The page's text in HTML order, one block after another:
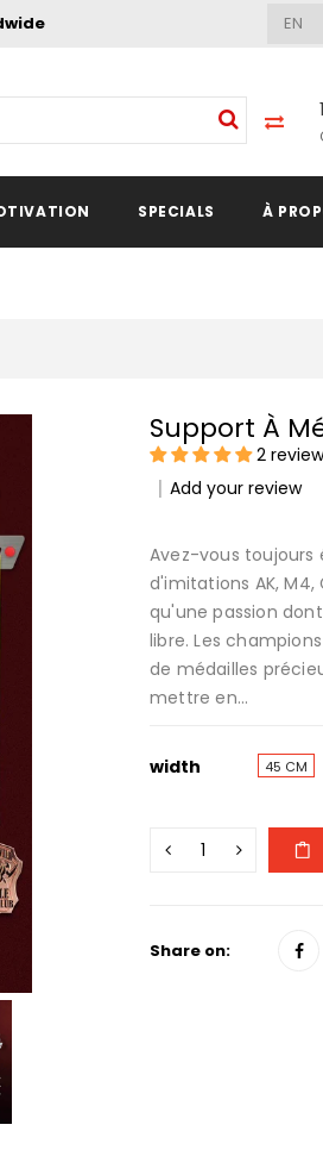
SPECIALS À
Support À
2
Add your review
Avez-vous
d'imitations AK,
qu'une passion
libre. Les
de médailles
mettre en...
width 45 CM
Share on: